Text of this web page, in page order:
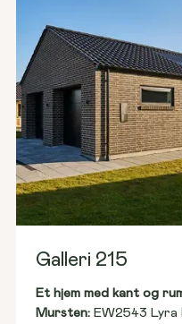
Galleri 215
Et hjem med kant og
Mursten: EW2543 Lyra